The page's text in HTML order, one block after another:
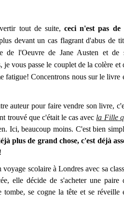
tout de suite,ceci n'est pas de
devant un cas flagrant d'abus de
de l'Oeuvre de Jane Austen et de
vous passe le couplet de la colère et
fatigue! Concentrons nous sur le livre
auteur pour faire vendre son livre,
trouvé que c'était le cas avec la Fille
Ici, beaucoup moins. C'est bien
plus de grand chose, c'est déjà
scolaire à Londres avec sa
elle décide de s'acheter une paire
tombe, se cogne la tête et se réveille